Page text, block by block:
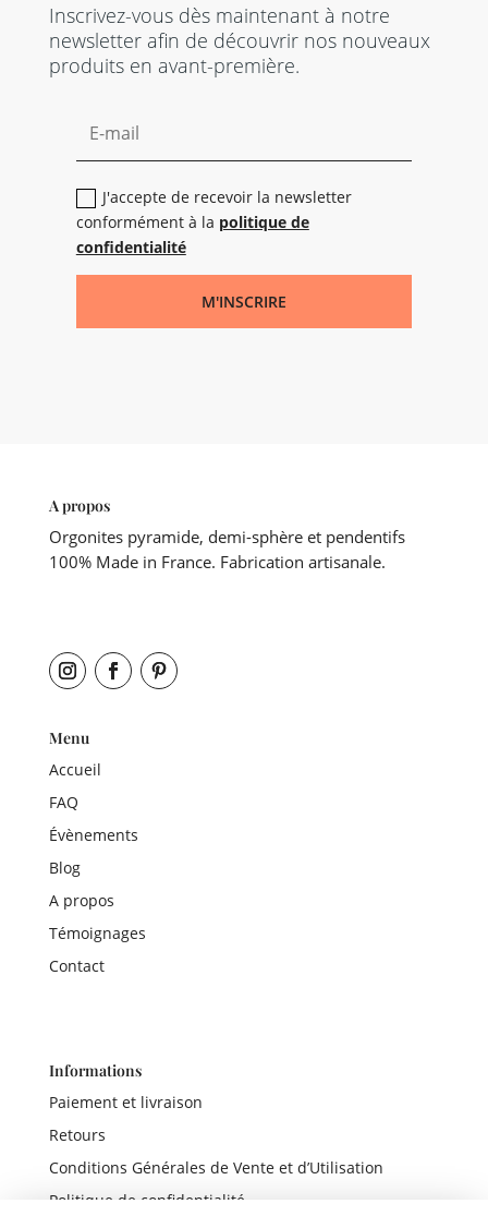
Inscrivez-vous dès maintenant à notre
newsletter afin de découvrir nos nouveaux
produits en avant-première.
J'accepte de recevoir la newsletter
conformément à la politique de
confidentialité
M'INSCRIRE
A propos
Orgonites pyramide, demi-sphère et pendentifs
100% Made in France. Fabrication artisanale.
Menu
Accueil
FAQ
Évènements
Blog
A propos
Témoignages
Contact
Informations
Paiement et livraison
Retours
Conditions Générales de Vente et d’Utilisation
Politique de confidentialité